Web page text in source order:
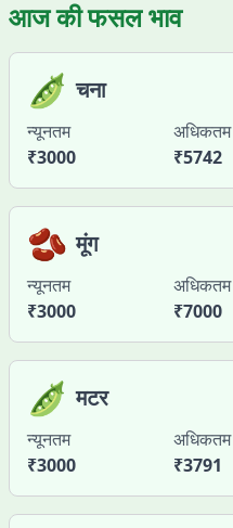
आज की फसल भाव
🫛 चना
न्यूनतम
₹3000
अधिकतम
₹5742
🫘 मूंग
न्यूनतम
₹3000
अधिकतम
₹7000
🫛 मटर
न्यूनतम
₹3000
अधिकतम
₹3791